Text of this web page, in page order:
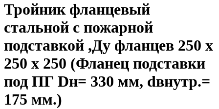
Тройник фланцевый
стальной с пожарной
подставкой ,Ду фланцев 250 х
250 х 250 (Фланец подставки
под ПГ Dн= 330 мм, dвнутр.=
175 мм.)